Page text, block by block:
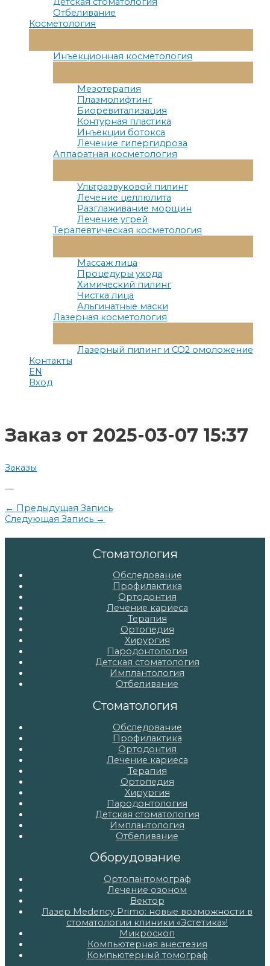
Отбеливание
Косметология
Меню
Инъекционная косметология
Меню
Мезотерапия
Плазмолифтинг
Биоревитализация
Контурная пластика
Инъекции ботокса
Лечение гипергидроза
Аппаратная косметология
Меню
Ультразвуковой пилинг
Лечение целлюлита
Разглаживание морщин
Лечение угрей
Терапевтическая косметология
Меню
Массаж лица
Процедуры ухода
Химический пилинг
Чистка лица
Альгинатные маски
Лазерная косметология
Меню
Лазерный пилинг и СО2 омоложение
Контакты
EN
Вход
Заказ от 2025-03-07 15:37
Заказы
—
Навигация
по
← Предыдущая Запись
Следующая Запись →
Стоматология
Обследование
Профилактика
Ортодонтия
Лечение кариеса
Терапия
Ортопедия
Хирургия
Пародонтология
Детская стоматология
Имплантология
Отбеливание
Стоматология
Обследование
Профилактика
Ортодонтия
Лечение кариеса
Терапия
Ортопедия
Хирургия
Пародонтология
Детская стоматология
Имплантология
Отбеливание
Оборудование
Ортопантомограф
Лечение озоном
Вектор
Лазер Medency Primo: новые возможности в
стоматологии клиники «Эстетика»!
Микроскоп
Компьютерная анестезия
Компьютерный томограф